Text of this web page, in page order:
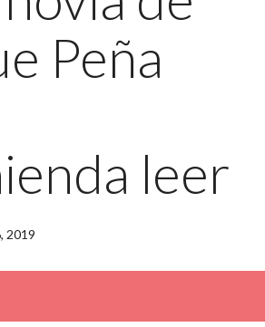
Peña
leer
2019